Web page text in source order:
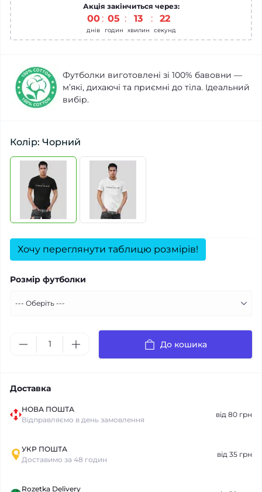
Акція закінчиться через:
00
днів
: 05
годин
: 13
хвилин
: 22
секунд
Футболки виготовлені зі 100% бавовни —
м’які, дихаючі та приємні до тіла. Ідеальний
вибір.
Колір: Чорний
Хочу переглянути таблицю розмірів!
Розмір футболки
До кошика
Доставка
НОВА ПОШТА
Відправляємо в день замовлення
від 80 грн
УКР ПОШТА
Доставимо за 48 годин
від 35 грн
Rozetka Delivery